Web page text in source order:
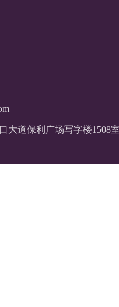
大道保利广场写字楼1508